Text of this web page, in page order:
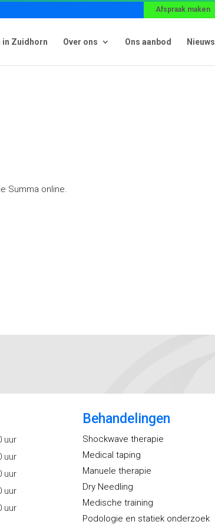
Afspraak maken
in Zuidhorn Over ons Ons aanbod Nieuws
Summa online.
uur
uur
uur
uur
uur
Behandelingen
Shockwave therapie
Medical taping
Manuele therapie
Dry Needling
Medische training
Podologie en statiek onderzoek